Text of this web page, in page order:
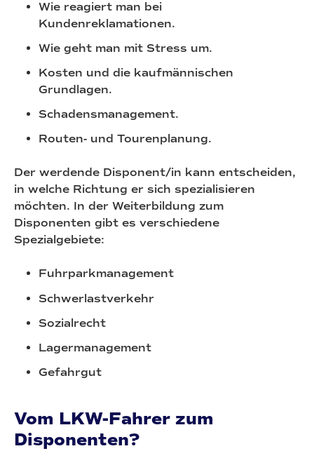
Wie reagiert man bei
Kundenreklamationen.
Wie geht man mit Stress um.
Kosten und die kaufmännischen
Grundlagen.
Schadensmanagement.
Routen- und Tourenplanung.
Der werdende Disponent/in kann entscheiden,
in welche Richtung er sich spezialisieren
möchten. In der Weiterbildung zum
Disponenten gibt es verschiedene
Spezialgebiete:
Fuhrparkmanagement
Schwerlastverkehr
Sozialrecht
Lagermanagement
Gefahrgut
Vom LKW-Fahrer zum
Disponenten?